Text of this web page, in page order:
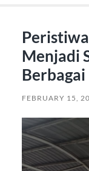
Menjadi
FEBRUARY 15,